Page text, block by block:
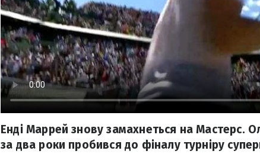
Енді Маррей знову замахнеться на Мастерс.
за два роки пробився до фіналу турніру